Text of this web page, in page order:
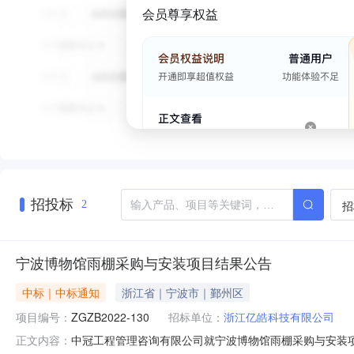
会员尊享权益
招投标 2
宁波博物馆雨棚采购与安装项目结果公告
中标｜中标通知
浙江省｜宁波市｜鄞州区
项目编号： ZGZB2022-130 招标单位： 浙江亿皓科技有限公司
正文内容： 中冠工程管理咨询有限公司就宁波博物馆雨棚采购与安